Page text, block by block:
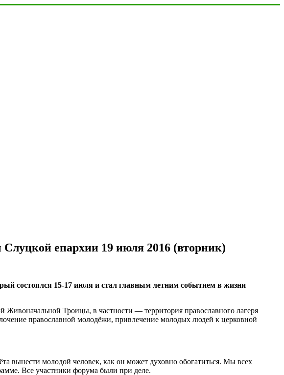
Слуцкой епархии 19 июля 2016 (вторник)
состоялся 15-17 июля и стал главным летним событием в жизни
Живоначальной Троицы, в частности — территория православного лагеря
православной молодёжи, привлечение молодых людей к церковной
вынести молодой человек, как он может духовно обогатиться. Мы всех
Все участники форума были при деле.